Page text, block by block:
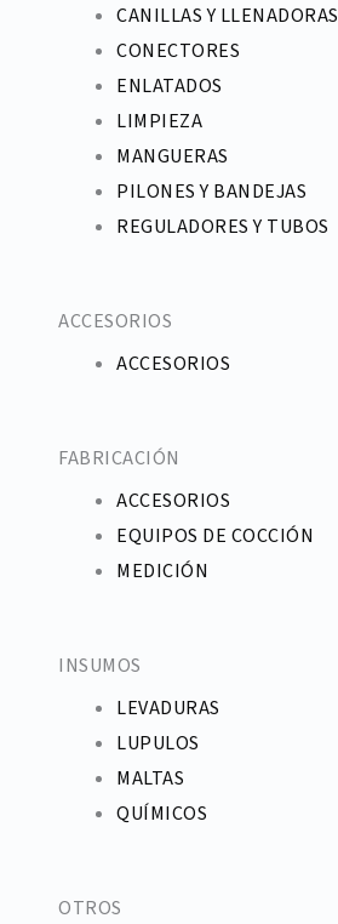
CANILLAS Y LLENADORAS
CONECTORES
ENLATADOS
LIMPIEZA
MANGUERAS
PILONES Y BANDEJAS
REGULADORES Y TUBOS
ACCESORIOS
ACCESORIOS
FABRICACIÓN
ACCESORIOS
EQUIPOS DE COCCIÓN
MEDICIÓN
INSUMOS
LEVADURAS
LUPULOS
MALTAS
QUÍMICOS
OTROS